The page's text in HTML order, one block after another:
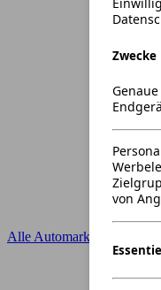
Zwecke
von
Alle Automarken